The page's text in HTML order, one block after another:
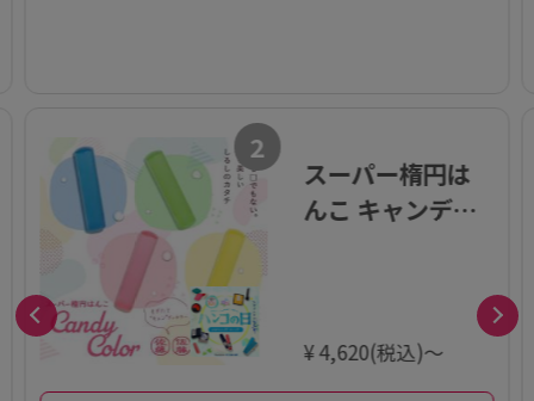
2
スーパー楕円は
んこ キャンディ
¥ 4,620(税込)～